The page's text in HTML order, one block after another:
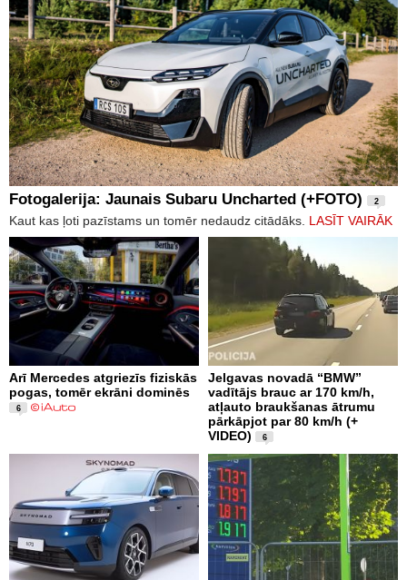
Fotogalerija: Jaunais Subaru Uncharted (+FOTO) 2
Kaut kas ļoti pazīstams un tomēr nedaudz citādāks. LASĪT VAIRĀK
Arī Mercedes atgriezīs fiziskās
pogas, tomēr ekrāni dominēs
6
Jelgavas novadā “BMW”
vadītājs brauc ar 170 km/h,
atļauto braukšanas ātrumu
pārkāpjot par 80 km/h (+
VIDEO)
6